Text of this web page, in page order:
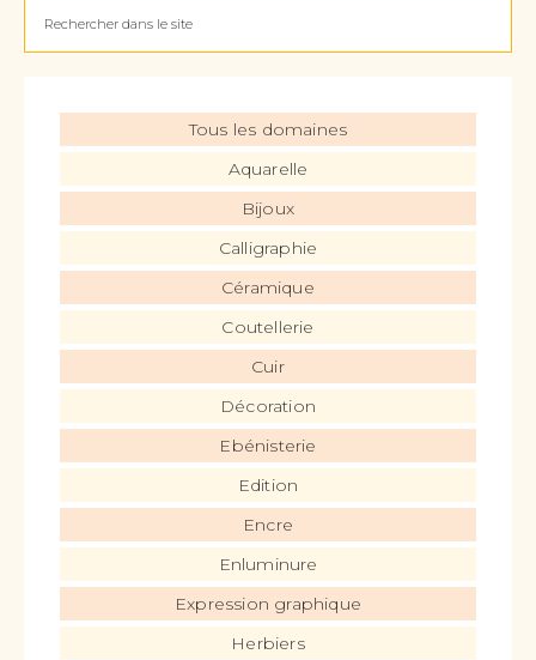
Tous les domaines
Aquarelle
Bijoux
Calligraphie
Céramique
Coutellerie
Cuir
Décoration
Ebénisterie
Edition
Encre
Enluminure
Expression graphique
Herbiers